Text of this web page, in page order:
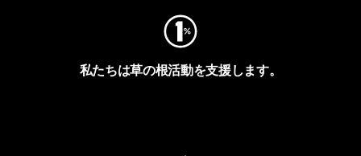
私たちは草の根活動を支援します。